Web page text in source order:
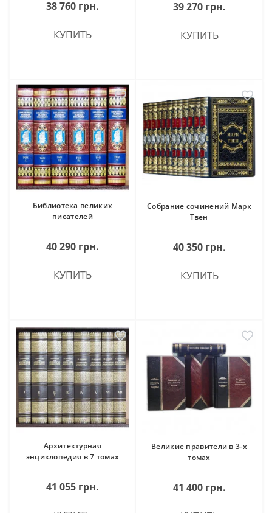
38 760 грн.
КУПИТЬ
39 270 грн.
КУПИТЬ
Библиотека великих
писателей
40 290 грн.
КУПИТЬ
Собрание сочинений Марк
Твен
40 350 грн.
КУПИТЬ
Архитектурная
энциклопедия в 7 томах
41 055 грн.
Великие правители в 3-х
томах
41 400 грн.